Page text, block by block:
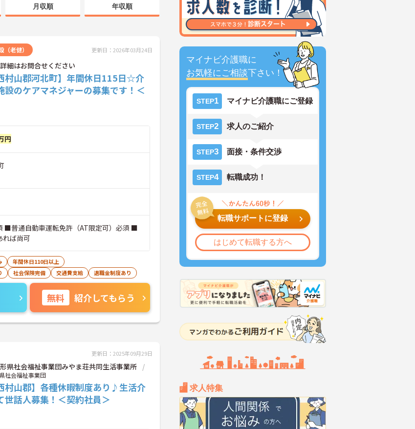
マイナビ介護職に
お気軽にご相談下さい！
STEP1 マイナビ介護職にご登録
STEP2 求人のご紹介
STEP3 面接・条件交渉
STEP4 転職成功！
転職サポートに登録
はじめて転職する方へ
求人特集
月収順 年収順
（老健） 更新日：2026年03月24日
はお問合せください
村山郡河北町】年間休日115日☆介
設のケアマネジャーの募集です！＜
円
■普通自動車運転免許（AT限定可）必須 ■
れば尚可
年間休日110日以上
社会保険完備 交通費支給 退職金制度あり
無料 紹介してもらう
更新日：2025年09月29日
県社会福祉事業団みやま荘共同生活事業所
社会福祉事業団
村山郡】各種休暇制度あり♪生活介
世話人募集！＜契約社員＞